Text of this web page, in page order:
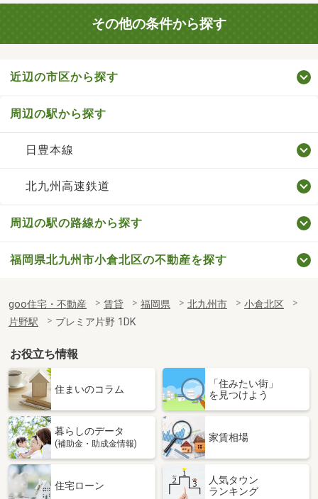
その他の条件から探す
近辺の市区から探す
周辺の駅から探す
日豊本線
北九州高速鉄道
周辺の駅の路線から探す
福岡県北九州市小倉北区の不動産を探す
goo住宅・不動産 賃貸 福岡県 北九州市
小倉北区
片野駅
プレミア片野 1DK
お役立ち情報
住まいのコラム
「住みたい街」
を見つけよう
暮らしのデータ
(補助金・助成金情報)
家賃相場
住宅ローン
人気タウン
ランキング